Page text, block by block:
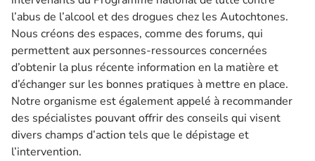
l’abus de l’alcool et des drogues chez les Autochtones.
Nous créons des espaces, comme des forums, qui
permettent aux personnes-ressources concernées
d’obtenir la plus récente information en la matière et
d’échanger sur les bonnes pratiques à mettre en place.
Notre organisme est également appelé à recommander
des spécialistes pouvant offrir des conseils qui visent
divers champs d’action tels que le dépistage et
l’intervention.